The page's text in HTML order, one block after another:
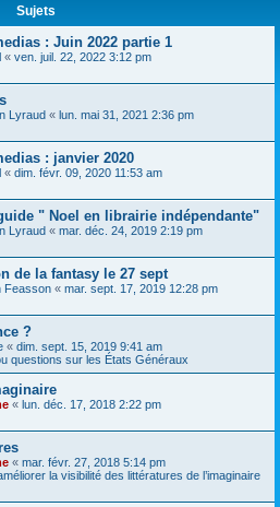
Sujets
: Juin 2022 partie 1
« ven. juil. 22, 2022 3:12 pm
Lyraud « lun. mai 31, 2021 2:36 pm
: janvier 2020
« dim. févr. 09, 2020 11:53 am
" Noel en librairie indépendante"
Lyraud « mar. déc. 24, 2019 2:19 pm
de la fantasy le 27 sept
Feasson « mar. sept. 17, 2019 12:28 pm
?
« dim. sept. 15, 2019 9:41 am
questions sur les États Généraux
« lun. déc. 17, 2018 2:22 pm
« mar. févr. 27, 2018 5:14 pm
la visibilité des littératures de l’imaginaire